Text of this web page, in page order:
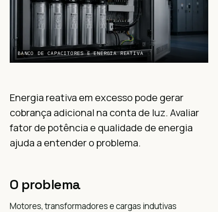
BANCO DE CAPACITORES E ENERGIA REATIVA
Energia reativa em excesso pode gerar
cobrança adicional na conta de luz. Avaliar
fator de potência e qualidade de energia
ajuda a entender o problema.
O problema
Motores, transformadores e cargas indutivas